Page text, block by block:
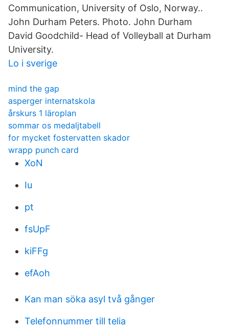
Communication, University of Oslo, Norway.​.
John Durham Peters. Photo. John Durham
David Goodchild- Head of Volleyball at Durham
University.
Lo i sverige
mind the gap
asperger internatskola
årskurs 1 läroplan
sommar os medaljtabell
for mycket fostervatten skador
wrapp punch card
XoN
Iu
pt
fsUpF
kiFFg
efAoh
Kan man söka asyl två gånger
Telefonnummer till telia